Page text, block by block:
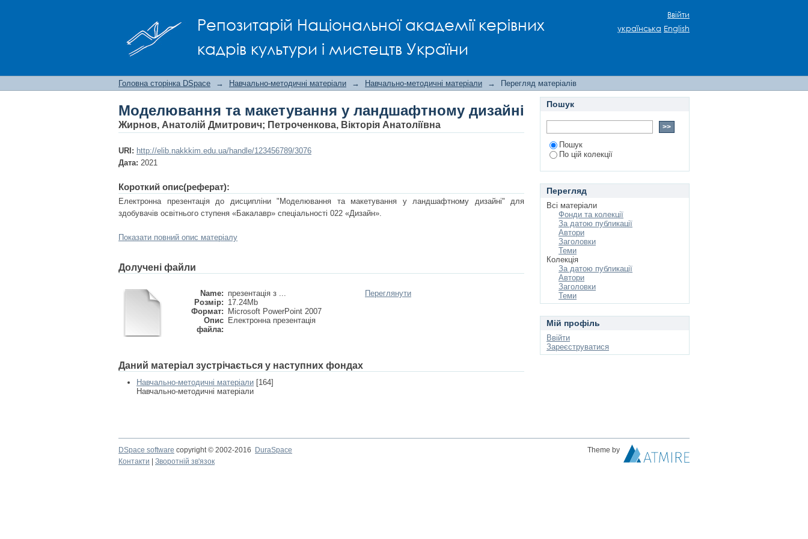
Репозитарій Національної академії керівних
кадрів культури і мистецтв України
Ввійти
українська English
Головна сторінка DSpace → Навчально-методичні матеріали → Навчально-методичні матеріали → Перегляд матеріалів
Моделювання та макетування у ландшафтному дизайні
Жирнов, Анатолій Дмитрович; Петроченкова, Вікторія Анатоліївна
URI: http://elib.nakkkim.edu.ua/handle/123456789/3076
Дата: 2021
Короткий опис(реферат):
Електронна презентація до дисципліни "Моделювання та макетування у ландшафтному дизайні" для
здобувачів освітнього ступеня «Бакалавр» спеціальності 022 «Дизайн».
Показати повний опис матеріалу
Долучені файли
Name: презентація з ...
Розмір: 17.24Mb
Формат:
Microsoft PowerPoint 2007
Опис
файла:
Електронна презентація
Переглянути
Даний матеріал зустрічається у наступних фондах
Навчально-методичні матеріали [164]
Навчально-методичні матеріали
Пошук
Пошук
По цій колекції
Перегляд
Всі матеріали
Фонди та колекції
За датою публикації
Автори
Заголовки
Теми
Колекція
За датою публикації
Автори
Заголовки
Теми
Мій профіль
Ввійти
Зареєструватися
DSpace software copyright © 2002-2016 DuraSpace
Theme by
Контакти
Зворотній зв'язок